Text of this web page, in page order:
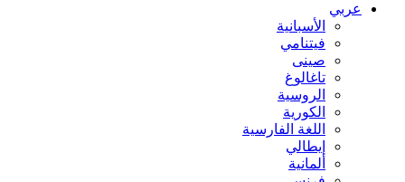
عربي
الأسبانية
فيتنامي
صينى
تاغالوغ
الروسية
الكورية
اللغة الفارسية
إيطالي
ألمانية